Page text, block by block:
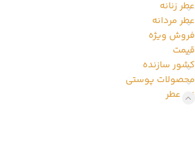
عطر زنانه
عطر مردانه
فروش ویژه
قیمت
کشور سازنده
محصولات پوستی
نت عطر